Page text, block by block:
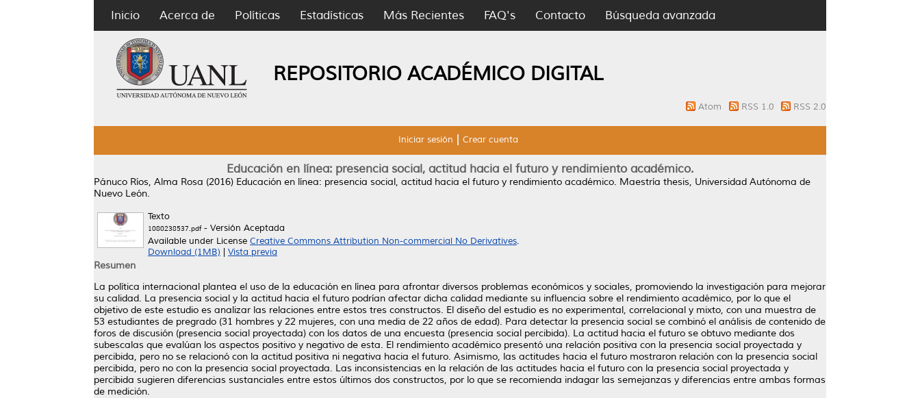
Inicio Acerca de Políticas Estadísticas Más Recientes FAQ's Contacto Búsqueda avanzada
REPOSITORIO ACADÉMICO DIGITAL
Atom RSS 1.0 RSS 2.0
Iniciar sesión Crear cuenta
Educación en línea: presencia social, actitud hacia el futuro y rendimiento académico.
Pánuco Ríos, Alma Rosa (2016) Educación en línea: presencia social, actitud hacia el futuro y rendimiento académico. Maestría thesis, Universidad Autónoma de
Nuevo León.
Texto
1080238537.pdf- Versión Aceptada
Available under License Creative Commons Attribution Non-commercial No Derivatives.
Download (1MB)
Vista previa
Resumen
La política internacional plantea el uso de la educación en línea para afrontar diversos problemas económicos y sociales, promoviendo la investigación para mejorar
su calidad. La presencia social y la actitud hacia el futuro podrían afectar dicha calidad mediante su influencia sobre el rendimiento académico, por lo que el
objetivo de este estudio es analizar las relaciones entre estos tres constructos. El diseño del estudio es no experimental, correlacional y mixto, con una muestra de
53 estudiantes de pregrado (31 hombres y 22 mujeres, con una media de 22 años de edad). Para detectar la presencia social se combinó el análisis de contenido de
foros de discusión (presencia social proyectada) con los datos de una encuesta (presencia social percibida). La actitud hacia el futuro se obtuvo mediante dos
subescalas que evalúan los aspectos positivo y negativo de esta. El rendimiento académico presentó una relación positiva con la presencia social proyectada y
percibida, pero no se relacionó con la actitud positiva ni negativa hacia el futuro. Asimismo, las actitudes hacia el futuro mostraron relación con la presencia social
percibida, pero no con la presencia social proyectada. Las inconsistencias en la relación de las actitudes hacia el futuro con la presencia social proyectada y
percibida sugieren diferencias sustanciales entre estos últimos dos constructos, por lo que se recomienda indagar las semejanzas y diferencias entre ambas formas
de medición.